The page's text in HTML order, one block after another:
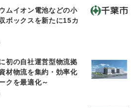
ムイオン電池などの小
ボックスを新たに15カ
初の自社運営型物流拠
材物流を集約・効率化
クを最適化～